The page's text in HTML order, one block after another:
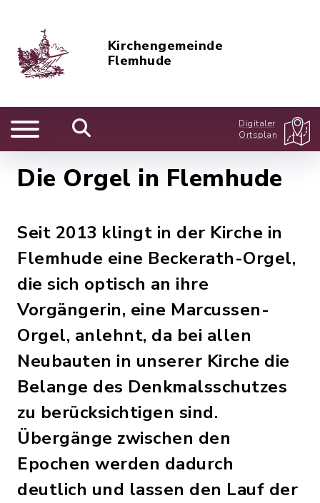
Kirchengemeinde
Flemhude
Digitaler
Ortsplan
Die Orgel in Flemhude
Seit 2013 klingt in der Kirche in
Flemhude eine Beckerath-Orgel,
die sich optisch an ihre
Vorgängerin, eine Marcussen-
Orgel, anlehnt, da bei allen
Neubauten in unserer Kirche die
Belange des Denkmalsschutzes
zu berücksichtigen sind.
Übergänge zwischen den
Epochen werden dadurch
deutlich und lassen den Lauf der